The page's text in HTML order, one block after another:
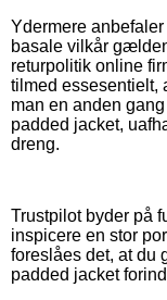
Ydermere
basale vilkår
returpolitik online
tilmed essesentielt,
man en anden
padded jacket,
dreng.
Trustpilot byder på
inspicere en stor
foreslåes det, at du
padded jacket